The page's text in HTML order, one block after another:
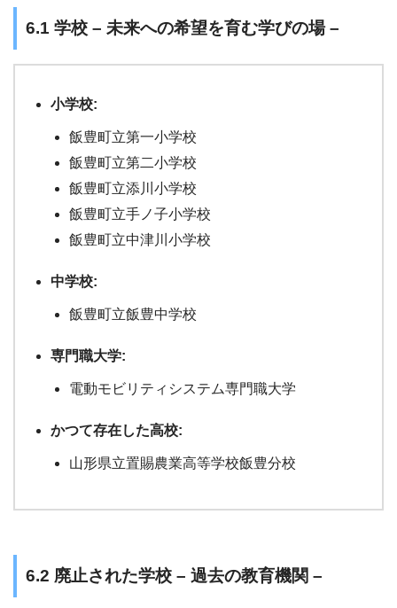
6.1 学校 – 未来への希望を育む学びの場 –
小学校:
飯豊町立第一小学校
飯豊町立第二小学校
飯豊町立添川小学校
飯豊町立手ノ子小学校
飯豊町立中津川小学校
中学校:
飯豊町立飯豊中学校
専門職大学:
電動モビリティシステム専門職大学
かつて存在した高校:
山形県立置賜農業高等学校飯豊分校
6.2 廃止された学校 – 過去の教育機関 –